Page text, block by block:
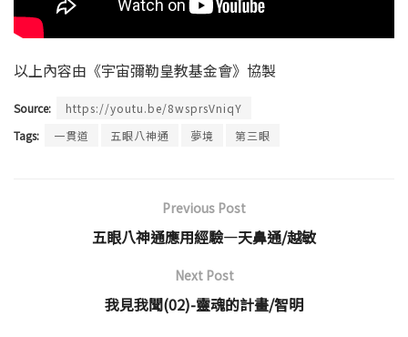
以上內容由《宇宙彌勒皇教基金會》協製
Source:
https://youtu.be/8wsprsVniqY
Tags:
一貫道 五眼八神通 夢境 第三眼
Previous Post
五眼八神通應用經驗—天鼻通/越敏
Next Post
我見我聞(02)-靈魂的計畫/智明